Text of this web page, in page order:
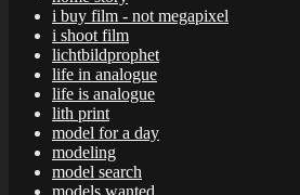
i buy film - not megapixel
i shoot film
lichtbildprophet
life in analogue
life is analogue
lith print
model for a day
modeling
model search
models wanted